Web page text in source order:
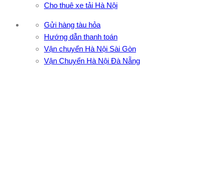
Cho thuê xe tải Hà Nội
Gửi hàng tàu hỏa
Hướng dẫn thanh toán
Vận chuyển Hà Nội Sài Gòn
Vận Chuyển Hà Nội Đà Nẵng